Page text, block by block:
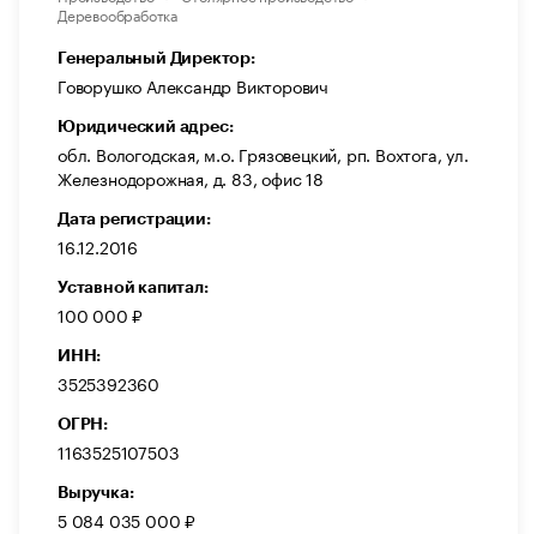
Деревообработка
Генеральный Директор:
Говорушко Александр Викторович
Юридический адрес:
обл. Вологодская, м.о. Грязовецкий, рп. Вохтога, ул.
Железнодорожная, д. 83, офис 18
Дата регистрации:
16.12.2016
Уставной капитал:
100 000 ₽
ИНН:
3525392360
ОГРН:
1163525107503
Выручка:
5 084 035 000 ₽